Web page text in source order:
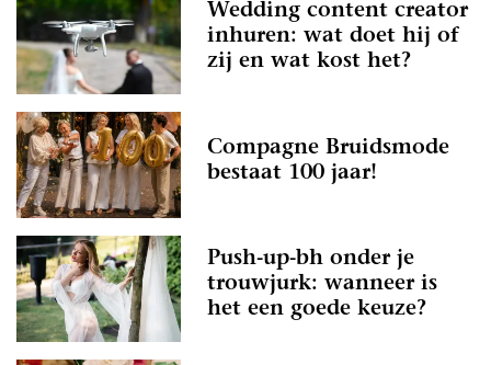
Wedding content creator
inhuren: wat doet hij of
zij en wat kost het?
Compagne Bruidsmode
bestaat 100 jaar!
Push-up-bh onder je
trouwjurk: wanneer is
het een goede keuze?